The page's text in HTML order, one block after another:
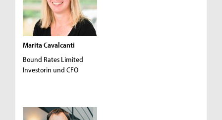
Marita Cavalcanti
Bound Rates Limited
Investorin und CFO